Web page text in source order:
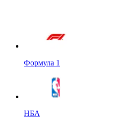
Формула 1
НБА